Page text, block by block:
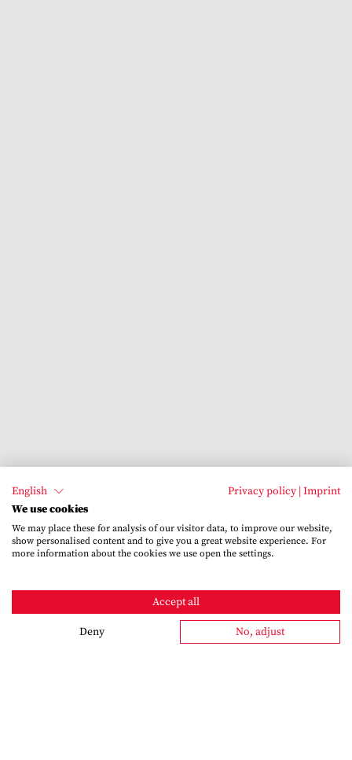
English Privacy policy | Imprint
We use cookies
We may place these for analysis of our visitor data, to improve our website,
show personalised content and to give you a great website experience. For
more information about the cookies we use open the settings.
Accept all
Deny No, adjust